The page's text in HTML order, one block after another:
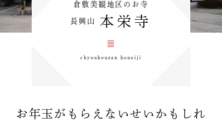
倉敷美観地区のお寺
長興山 本栄寺
chyoukouzan honeiji
お年玉がもらえないせいかもしれ